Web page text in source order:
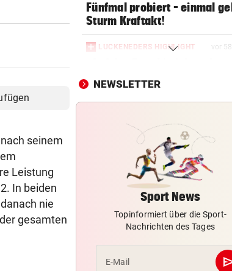
seinem
Leistung
In beiden
nie
gesamten
Fünfmal probiert – einmal
Sturm Kraftakt!
LUCKENEDERS HIGHLIGHT vor
die Gelbe auch“
TROTZ FIFA-RÜCKZIEHER
wieder mit WM-Boykott
Wacker fordert den großen
Aufstiegsfavoriten
FIFA IN DER KRITIK
Wie Infantino jetzt in den
Angriffsmodus schaltet
NEWSLETTER
Sport News
Topinformiert über die Sport-
Nachrichten des Tages
E-Mail